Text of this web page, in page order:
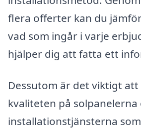
flera offerter kan du
vad som ingår i varje
hjälper dig att fatta ett
Dessutom är det viktigt
kvaliteten på solpanelerna
installationstjänsterna